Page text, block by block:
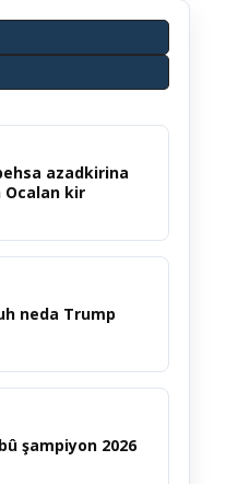
azadkirina
Ocalan kir
neda Trump
şampiyon 2026